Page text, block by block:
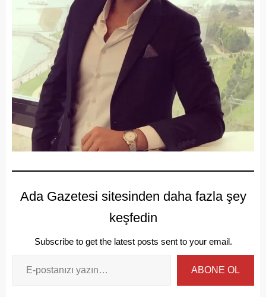
Ada Gazetesi sitesinden daha fazla şey
keşfedin
Subscribe to get the latest posts sent to your email.
ABONE OL